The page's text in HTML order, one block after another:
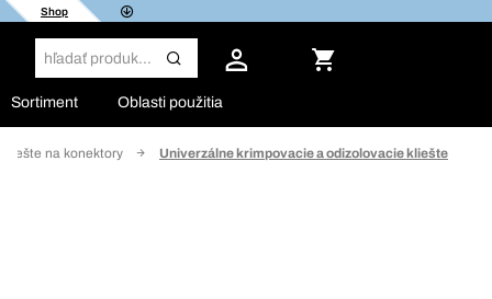
Shop
Sortiment Oblasti použitia
na konektory Univerzálne krimpovacie a odizolovacie kliešte